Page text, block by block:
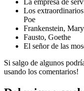
Los
Poe
Frankenstein,
Fausto, Goethe
El señor de las
Si salgo de algunos
usando los comentarios!